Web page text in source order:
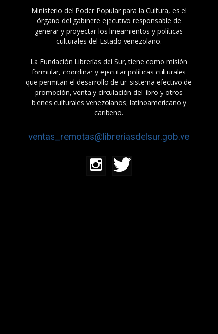
Ministerio del Poder Popular para la Cultura, es el
órgano del gabinete ejecutivo responsable de
generar y proyectar los lineamientos y políticas
culturales del Estado venezolano.
La Fundación Librerías del Sur, tiene como misión
formular, coordinar y ejecutar políticas culturales
que permitan el desarrollo de un sistema efectivo de
promoción, venta y circulación del libro y otros
bienes culturales venezolanos, latinoamericano y
caribeño.
ventas_remotas@libreriasdelsur.gob.ve